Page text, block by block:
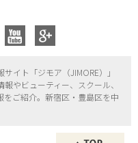
サイト「ジモア（JIMORE）」
やビューティー、
スクール、
ご紹介。新宿区・ 豊島区を中